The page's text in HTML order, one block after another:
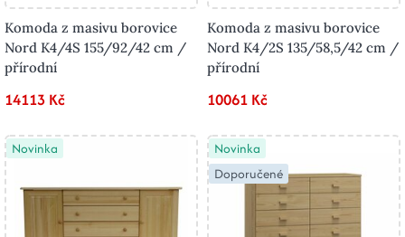
Komoda z masivu borovice
Nord K4/4S 155/92/42 cm /
přírodní
14113 Kč
Komoda z masivu borovice
Nord K4/2S 135/58,5/42 cm /
přírodní
10061 Kč
Novinka
Novinka
Doporučené